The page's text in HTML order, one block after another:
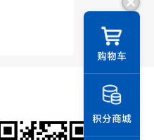
购物车
积分商城